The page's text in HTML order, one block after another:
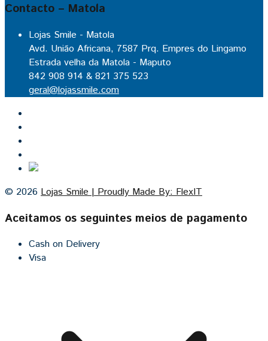
Contacto – Matola
Lojas Smile - Matola
Avd. União Africana, 7587 Prq. Empres do Lingamo
Estrada velha da Matola - Maputo
842 908 914 & 821 375 523
geral@lojassmile.com
© 2026 Lojas Smile | Proudly Made By: FlexIT
Aceitamos os seguintes meios de pagamento
Cash on Delivery
Visa